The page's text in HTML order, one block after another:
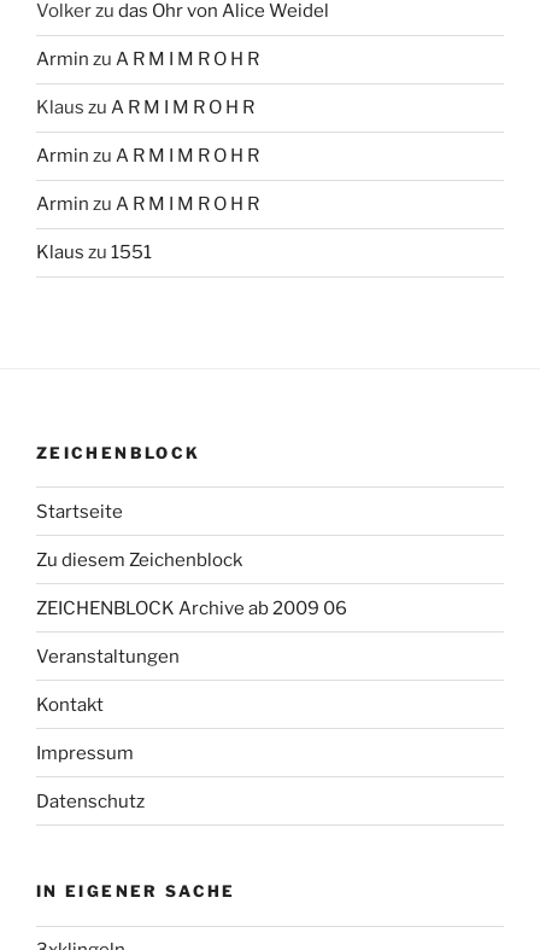
Volkerzu das Ohr von Alice Weidel
Armin zu A R M I M R O H R
Klaus zu A R M I M R O H R
Armin zu A R M I M R O H R
Armin zu A R M I M R O H R
Klaus zu 1551
ZEICHENBLOCK
Startseite
Zu diesem Zeichenblock
ZEICHENBLOCK Archive ab 2009 06
Veranstaltungen
Kontakt
Impressum
Datenschutz
IN EIGENER SACHE